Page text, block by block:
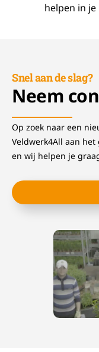
helpen in
Snel aan de slag?
Neem
Op zoek naar een
Veldwerk4All aan
en wij helpen je